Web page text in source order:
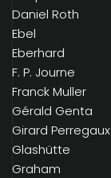
Daniel Roth
Ebel
Eberhard
F. P. Journe
Franck Muller
Gérald Genta
Girard Perregaux
Glashütte
Graham